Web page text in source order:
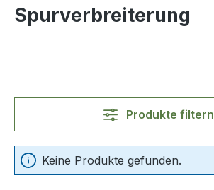
Spurverbreiterung
Produkte filtern
Keine Produkte gefunden.